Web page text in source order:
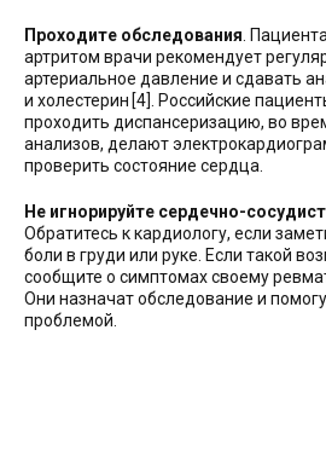
Проходите обследования .
артритом врачи рекомендует
артериальное давление и сдавать
и холестерин [4]. Российские
проходить диспансеризацию, во
анализов, делают
проверить состояние сердца.
Не игнорируйте сердечно-
Обратитесь к кардиологу, если
боли в груди или руке. Если такой
сообщите о симптомах своему
Они назначат обследование и
проблемой.